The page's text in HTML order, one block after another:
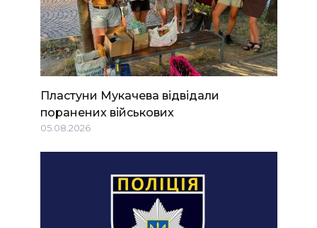
Пластуни Мукачева відвідали
поранених військових
05.08.2026